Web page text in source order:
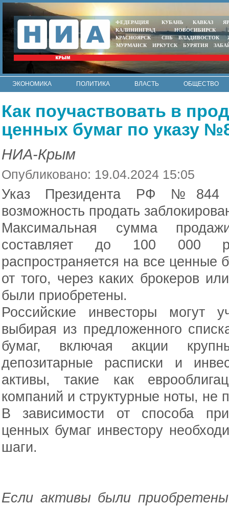
ФЕДЕРАЦИЯ КУБАНЬ КАВКАЗ
КАЛИНИНГРАД
НОВОСИБИРСК
КРАСНОЯРСК
СПБ ВЛАДИВОСТОК
МУРМАНСК
ИРКУТСК БУРЯТИЯ
ЭКОНОМИКА ПОЛИТИКА ВЛАСТЬ
ОБЩЕСТВО
Как поучаствовать в
ценных бумаг по указу
НИА-Крым
Опубликовано: 19.04.2024 15:05
Указ Президента РФ №844
возможность продать
Максимальная сумма
составляет до 100 000
распространяется на все ценные
от того, через каких брокеров
были приобретены.
Российские инвесторы могут
выбирая из предложенного
бумаг, включая акции
депозитарные расписки и
активы, такие как
компаний и структурные ноты, не
В зависимости от способа
ценных бумаг инвестору
шаги.
Если активы были приобретены